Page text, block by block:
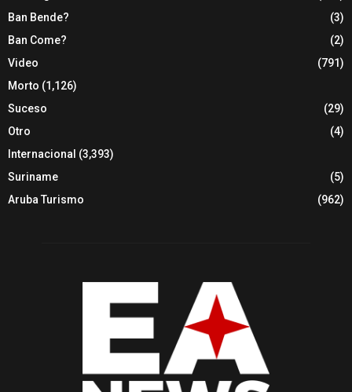
Ban Bende?
(3)
Ban Come?
(2)
Video
(791)
Morto (1,126)
Suceso
(29)
Otro
(4)
Internacional (3,393)
Suriname
(5)
Aruba Turismo
(962)